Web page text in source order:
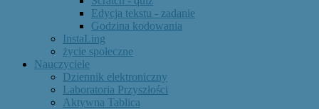
Edycja tekstu - zadanie
Godzina kodowania
InstaLing
życie społeczne
Nauczyciele
Dziennik elektroniczny
Laboratoria Przyszłości
Aktywna Tablica